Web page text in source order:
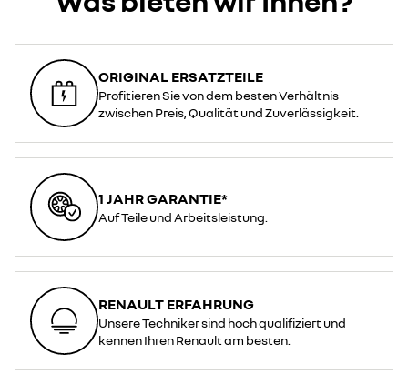
ORIGINAL ERSATZTEILE
Profitieren Sie von dem besten Verhältnis
zwischen Preis, Qualität und Zuverlässigkeit.
1 JAHR GARANTIE*
Auf Teile und Arbeitsleistung.
RENAULT ERFAHRUNG
Unsere Techniker sind hoch qualifiziert und
kennen Ihren Renault am besten.